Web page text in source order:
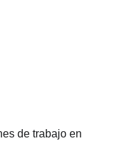
de trabajo en